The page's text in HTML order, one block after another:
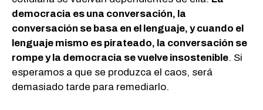
democracia es una conversación, la
conversación se basa en el lenguaje, y cuando el
lenguaje mismo es pirateado, la conversación se
rompe y la democracia se vuelve insostenible. Si
esperamos a que se produzca el caos, será
demasiado tarde para remediarlo.